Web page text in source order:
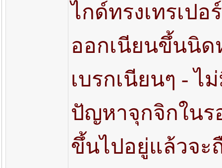
ไกด์ทรงเทรเปอ
ออกเนียนขึ้นนิด
เบรกเนียนๆ -
ปัญหาจุกจิกในร
ขึ้นไปอยู่แล้วจะ